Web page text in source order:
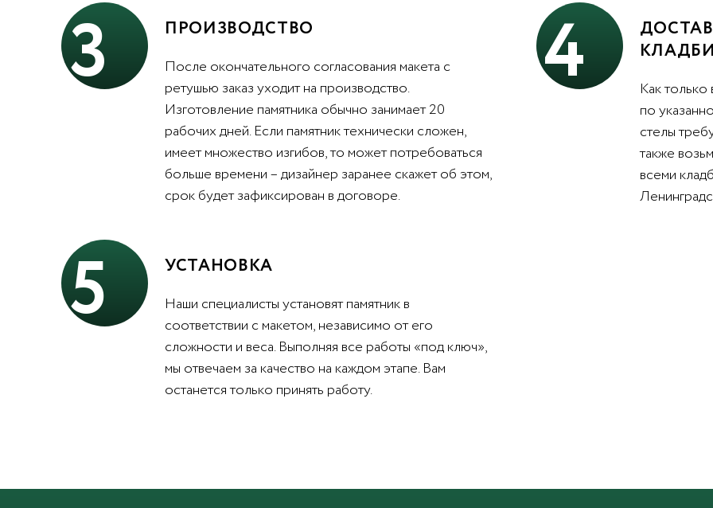
3 ПРОИЗВОДСТВО
После окончательного согласования макета с
ретушью заказ уходит на производство.
Изготовление памятника обычно занимает 20
рабочих дней. Если памятник технически сложен,
имеет множество изгибов, то может потребоваться
больше времени – дизайнер заранее скажет об этом,
срок будет зафиксирован в договоре.
4
Как только
по
стелы
также
всеми
5 УСТАНОВКА
Наши специалисты установят памятник в
соответствии с макетом, независимо от его
сложности и веса. Выполняя все работы «под ключ»,
мы отвечаем за качество на каждом этапе. Вам
останется только принять работу.